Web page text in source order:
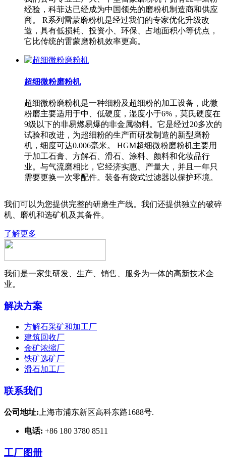
经验，科菲达已经成为中国领先的磨粉机制造商和供应
商。 R系列雷蒙磨粉机是经过我们的专家优化升级改
造，具有低损耗、投资小、环保、占地面积小等优点，
它比传统的雷蒙磨粉机效率更高。
超细微粉磨粉机
超细微粉磨粉机是一种细粉及超细粉的加工设备，此微
粉磨主要适用于中、低硬度，湿度小于6%，莫氏硬度在
9级以下的非易燃易爆的非金属物料。它是经过20多次的
试验和改进，为超细粉的生产而研发制造的新型磨粉
机，细度可达0.006毫米。 HGM超细微粉磨粉机主要用
于加工石膏、方解石、滑石、涂料、颜料和化妆品行
业。与气流磨相比，它经济实惠、产量大，并且一年只
需要更换一次零配件。装备有袋式过滤器以保护环境。
我们可以为您提供完整的研磨生产线。我们还提供独立的破碎
机、磨机和选矿机及其备件。
了解更多
我们是一家集研发、生产、销售、服务为一体的高新技术企
业。
解决方案
方解石采矿和加工厂
建筑回收厂
金矿浓缩厂
铁矿选矿厂
滑石加工厂
联系我们
公司地址: 上海市浦东新区高科东路1688号.
电话: +86 180 3780 8511
工厂图册